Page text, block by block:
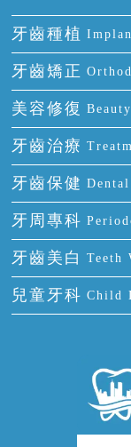
牙齒種植
種牙
單顆牙缺失
門牙缺失
多顆牙缺失
半口缺失
全口缺失
牙齒矯正
隱形箍牙
前牙反頜
牙齒擁擠
牙齒前突
牙齒稀疏
美容修復
全瓷牙
烤瓷牙
氟斑牙
四環素牙
活動假牙
牙貼面
牙齒治療
補牙
智齒
根管治療
拔牙
牙痛
牙齒保健
正確刷牙
全國愛牙日
預防牙病
牙科通識
牙周專科
牙周炎
牙齦出血
牙齦炎
牙齦萎縮
牙齒美白 Teeth
冷光美白
兒童牙科 Child